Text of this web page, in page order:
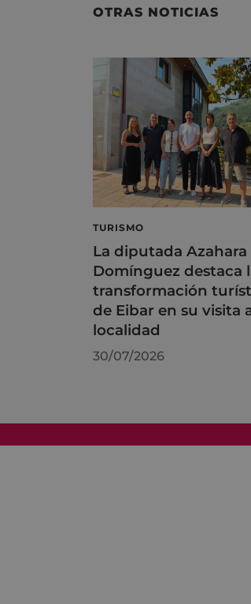
OTRAS NOTICIAS
TURISMO
La diputada Azahara
Domínguez destaca
transformación
de Eibar en su visita
localidad
30/07/2026